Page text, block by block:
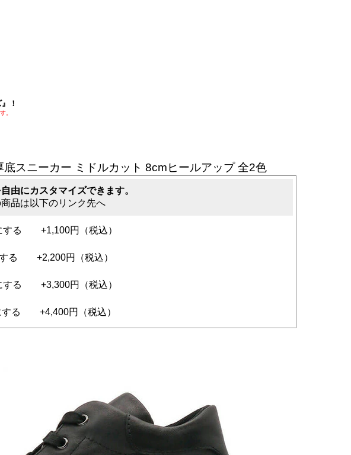
！
。
スニーカー ミドルカット 8cmヒールアップ 全2色
由にカスタマイズできます。
品は以下のリンク先へ
する +1,100円（税込）
る +2,200円（税込）
する +3,300円（税込）
する +4,400円（税込）